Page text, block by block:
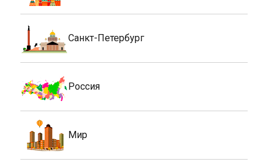
Санкт-Петербург
Россия
Мир